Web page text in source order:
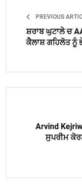
PREVIOUS
ਸ਼ਰਾਬ ਘੁਟਾਲੇ ਚ
ਕੈਲਾਸ਼ ਗਹਿਲੋਤ ਨੂੰ
Arvind
ਸੁਪਰੀਮ